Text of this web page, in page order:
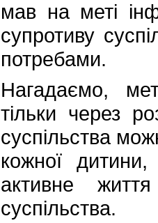
мав на меті
супротиву
потребами.
Нагадаємо,
тільки через
суспільства
кожної
активне
суспільства.